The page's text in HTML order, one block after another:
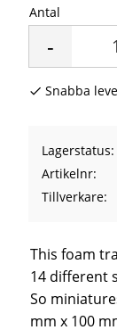
Antal
-
Snabba
Lagerstatus
Artikelnr
Tillverkare
This foam
14 different
So
mm x 100